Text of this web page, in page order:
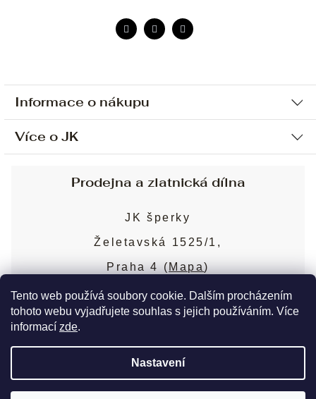
Tento web používá soubory cookie. Dalším procházením
tohoto webu vyjadřujete souhlas s jejich používáním. Více
informací zde.
Nastavení
Informace o nákupu
Ochrana osobních údajů
Sjednání osobní schůzky
Obchodní podmínky
Puncovní značky
Více o JK
Blog
Nejčastější dotazy
Prodejna a zlatnická dílna
JK šperky
Želetavská 1525/1,
Praha 4 ( Mapa)
Více o prodejně
Copyright 2026JK šperky. Všechna práva
Upravit nastavení cookies